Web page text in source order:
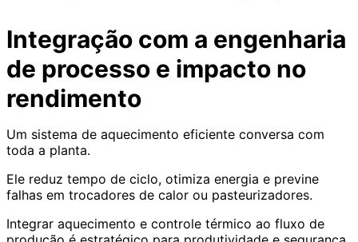
Integração com a engenharia
de processo e impacto no
rendimento
Um sistema de aquecimento eficiente conversa com
toda a planta.
Ele reduz tempo de ciclo, otimiza energia e previne
falhas em trocadores de calor ou pasteurizadores.
Integrar aquecimento e controle térmico ao fluxo de